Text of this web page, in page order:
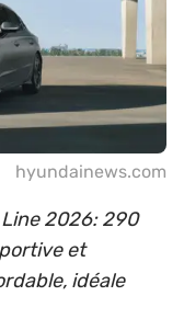
hyundainews.com
2026: 290
et
idéale